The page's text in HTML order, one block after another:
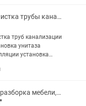
Сантехника и чистка трубы канализации
труб канализации
унитаза
установка
установка
Услуга сборка разборка мебели,мелкосрочный ремонт мебельщик.